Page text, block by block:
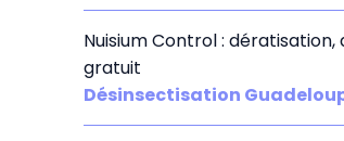
Nuisium Control :
gratuit
Désinsectisation